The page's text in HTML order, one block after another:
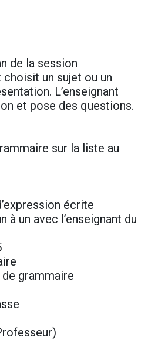
de la session
choisit un sujet ou un
L’enseignant
et pose des questions.
sur la liste au
écrite
à un avec l’enseignant du
grammaire